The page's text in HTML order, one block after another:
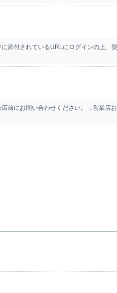
添付されているURLにログインの上、
前にお問い合わせください。→営業店